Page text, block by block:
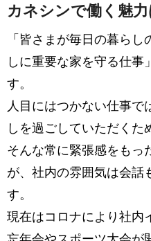
カネシンで働く魅
「皆さまが毎日の暮ら
しに重要な家を守る仕事
す。
人目にはつかない仕事で
しを過ごしていただくた
そんな常に緊張感をもっ
が、社内の雰囲気は会話
す。
現在はコロナにより社内